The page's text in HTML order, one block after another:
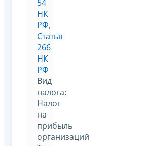
54
НК
РФ,
Статья
266
НК
РФ
Вид
налога:
Налог
на
прибыль
организаций